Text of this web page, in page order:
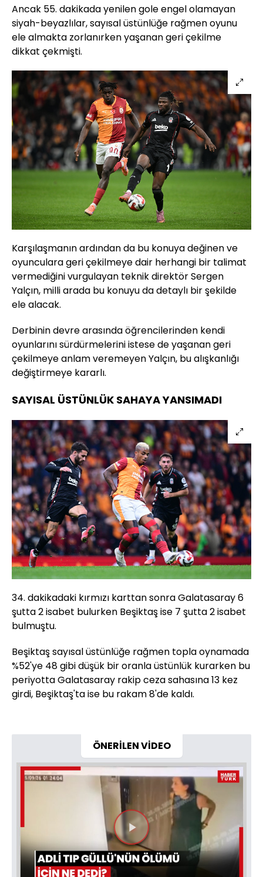
Ancak 55. dakikada yenilen gole engel olamayan
siyah-beyazlılar, sayısal üstünlüğe rağmen oyunu
ele almakta zorlanırken yaşanan geri çekilme
dikkat çekmişti.
Karşılaşmanın ardından da bu konuya değinen ve
oyunculara geri çekilmeye dair herhangi bir talimat
vermediğini vurgulayan teknik direktör Sergen
Yalçın, milli arada bu konuyu da detaylı bir şekilde
ele alacak.
Derbinin devre arasında öğrencilerinden kendi
oyunlarını sürdürmelerini istese de yaşanan geri
çekilmeye anlam veremeyen Yalçın, bu alışkanlığı
değiştirmeye kararlı.
SAYISAL ÜSTÜNLÜK SAHAYA YANSIMADI
34. dakikadaki kırmızı karttan sonra Galatasaray 6
şutta 2 isabet bulurken Beşiktaş ise 7 şutta 2 isabet
bulmuştu.
Beşiktaş sayısal üstünlüğe rağmen topla oynamada
%52'ye 48 gibi düşük bir oranla üstünlük kurarken bu
periyotta Galatasaray rakip ceza sahasına 13 kez
girdi, Beşiktaş'ta ise bu rakam 8'de kaldı.
ÖNERİLEN VİDEO
Videoyu
Oynat